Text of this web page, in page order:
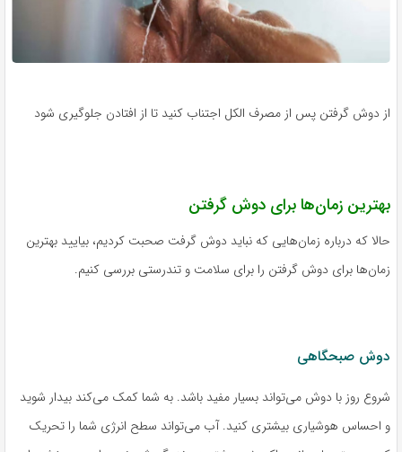
از دوش گرفتن پس از مصرف الکل اجتناب کنید تا از افتادن جلوگیری شود
بهترین زمان‌ها برای دوش گرفتن
حالا که درباره زمان‌هایی که نباید دوش گرفت صحبت کردیم، بیایید بهترین
زمان‌ها برای دوش گرفتن را برای سلامت و تندرستی بررسی کنیم.
دوش صبحگاهی
شروع روز با دوش می‌تواند بسیار مفید باشد. به شما کمک می‌کند بیدار شوید
و احساس هوشیاری بیشتری کنید. آب می‌تواند سطح انرژی شما را تحریک